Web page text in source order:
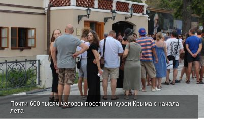
Почти 600 тысяч человек посетили музеи Крыма с начала
лета